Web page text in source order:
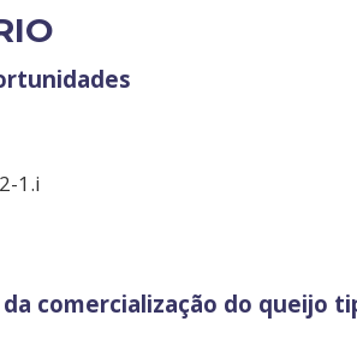
1.i
comercialização do queijo